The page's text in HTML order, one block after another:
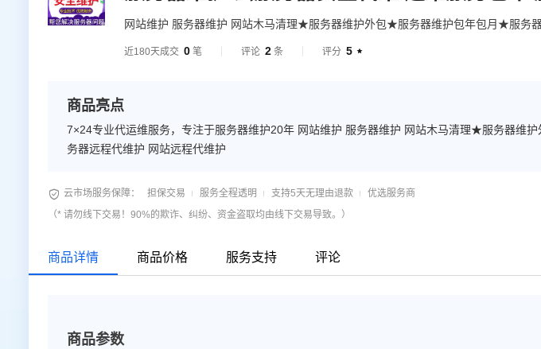
网站维护 服务器维护 网站木马清理★服务器维护外包★服务器维护包年包月★服务器
近180天成交 0 笔 评论 2 条 评分 5 
商品亮点
7×24专业代运维服务，专注于服务器维护20年 网站维护 服务器维护 网站木马清理★服务器维
务器远程代维护 网站远程代维护
 云市场服务保障： 担保交易 服务全程透明 支持5天无理由退款
优选服务商
（* 请勿线下交易！90%的欺诈、纠纷、资金盗取均由线下交易导致。）
商品详情 商品价格 服务支持 评论
商品参数